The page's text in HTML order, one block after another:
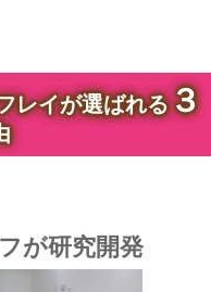
レイが選ばれる３
が研究開発